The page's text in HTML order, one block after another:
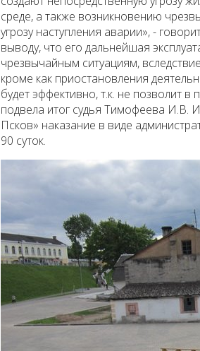
среде, а также возникновению
угрозу наступления аварии», -
выводу, что его дальнейшая
чрезвычайным ситуациям,
кроме как приостановления
будет эффективно, т.к. не позволит в
подвела итог судья Тимофеева И.В.
Псков» наказание в виде
90 суток.